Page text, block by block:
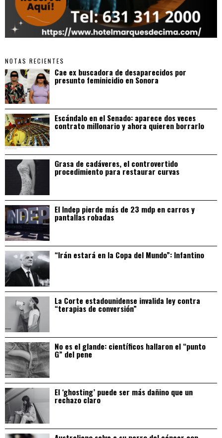
NOTAS RECIENTES
Cae ex buscadora de desaparecidos por
presunto feminicidio en Sonora
Escándalo en el Senado: aparece dos veces
contrato millonario y ahora quieren borrarlo
Grasa de cadáveres, el controvertido
procedimiento para restaurar curvas
El Indep pierde más de 23 mdp en carros y
pantallas robadas
“Irán estará en la Copa del Mundo”: Infantino
La Corte estadounidense invalida ley contra
“terapias de conversión”
No es el glande: científicos hallaron el “punto
G” del pene
El ‘ghosting’ puede ser más dañino que un
rechazo claro